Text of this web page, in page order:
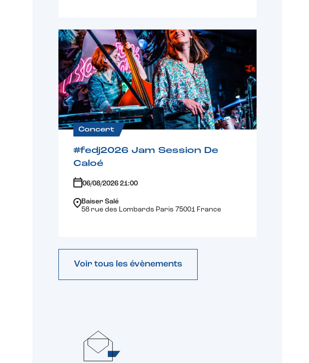
Concert
#fedj2026 Jam Session De
Caloé
06/08/2026 21:00
Baiser Salé
58 rue des Lombards Paris 75001 France
Voir tous les évènements